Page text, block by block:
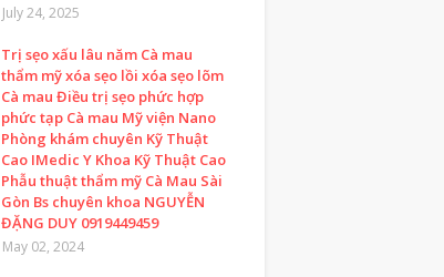
July 24, 2025
Trị sẹo xấu lâu năm Cà mau
thẩm mỹ xóa sẹo lồi xóa sẹo lõm
Cà mau Điều trị sẹo phức hợp
phức tạp Cà mau Mỹ viện Nano
Phòng khám chuyên Kỹ Thuật
Cao IMedic Y Khoa Kỹ Thuật Cao
Phẫu thuật thẩm mỹ Cà Mau Sài
Gòn Bs chuyên khoa NGUYỄN
ĐẶNG DUY 0919449459
May 02, 2024